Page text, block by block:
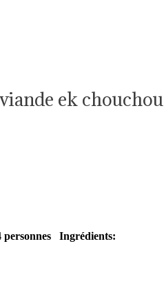
ek chouchou
personnes
Ingrédients: